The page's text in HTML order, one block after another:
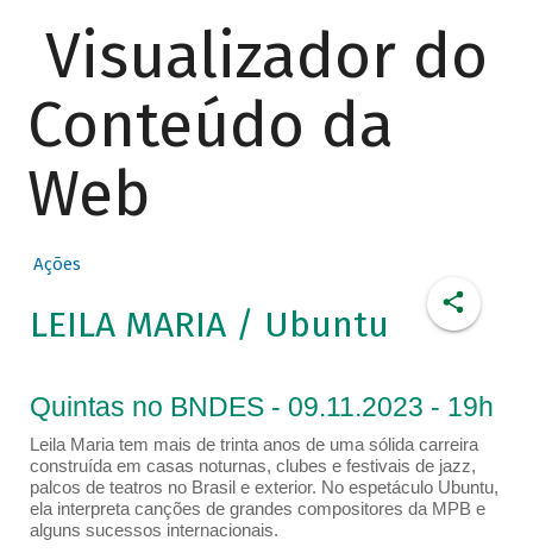
Visualizador do
Conteúdo da
Web
Ações
LEILA MARIA / Ubuntu
Quintas no BNDES - 09.11.2023 - 19h
Leila Maria tem mais de trinta anos de uma sólida carreira
construída em casas noturnas, clubes e festivais de jazz,
palcos de teatros no Brasil e exterior. No espetáculo Ubuntu,
ela interpreta canções de grandes compositores da MPB e
alguns sucessos internacionais.